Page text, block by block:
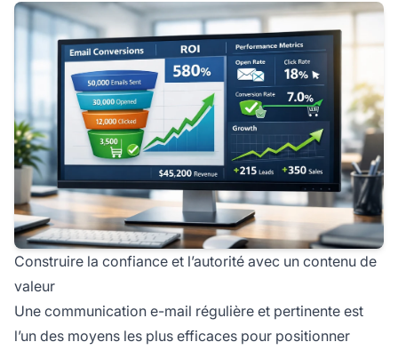
Construire la confiance et l’autorité avec un contenu de
valeur
Une communication e-mail régulière et pertinente est
l’un des moyens les plus efficaces pour positionner